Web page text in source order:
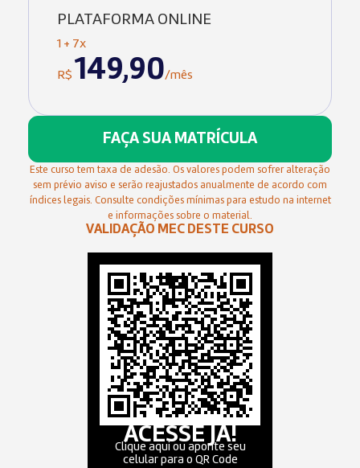
PLATAFORMA ONLINE
1 + 7x
R$ 149,90/mês
FAÇA SUA MATRÍCULA
Este curso tem taxa de adesão. Os valores podem sofrer alteração
sem prévio aviso e serão reajustados anualmente de acordo com
índices legais. Consulte condições mínimas para estudo na internet
e informações sobre o material.
VALIDAÇÃO MEC DESTE CURSO
ACESSE JÁ!
Clique aqui ou aponte seu
celular para o QR Code